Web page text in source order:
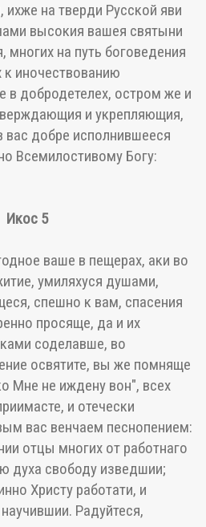
на тверди Русской яви
высокия вашея святыни
на путь боговедения
иночествованию
в добродетелех, остром же и
и укрепляющия,
вас добре исполнившееся
Всемилостивому Богу:
Икос 5
ваше в пещерах, аки во
умиляхуся душами,
спешно к вам, спасения
просяще, да и их
соделавше, во
освятите, вы же помняще
Мне не иждену вон", всех
и отечески
вас венчаем песнопением:
отцы многих от работнаго
духа свободу изведшии;
Христу работати, и
Радуйтеся,